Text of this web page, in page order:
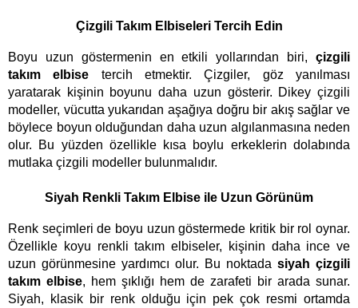
Çizgili Takım Elbiseleri Tercih Edin
Boyu uzun göstermenin en etkili yollarından biri, çizgili
takım
elbise tercih etmektir. Çizgiler, göz yanılması
yaratarak kişinin boyunu daha uzun gösterir. Dikey çizgili
modeller, vücutta yukarıdan aşağıya doğru bir akış sağlar ve
böylece boyun olduğundan daha uzun algılanmasına neden
olur. Bu yüzden özellikle kısa boylu erkeklerin dolabında
mutlaka çizgili modeller bulunmalıdır.
Siyah Renkli Takım Elbise ile Uzun Görünüm
Renk seçimleri de boyu uzun göstermede kritik bir rol oynar.
Özellikle koyu renkli takım elbiseler, kişinin daha ince ve
uzun görünmesine yardımcı olur. Bu noktada siyah çizgili
takım elbise, hem şıklığı hem de zarafeti bir arada sunar.
Siyah, klasik bir renk olduğu için pek çok resmi ortamda